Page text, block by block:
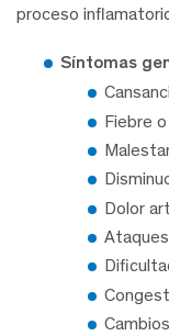
proceso
Síntomas
Fiebre
Dolor